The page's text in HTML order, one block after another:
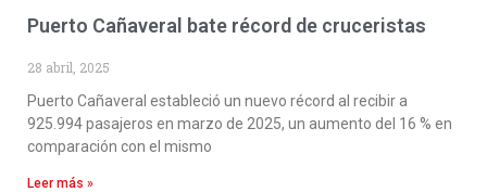
Puerto Cañaveral bate récord de cruceristas
28 abril, 2025
Puerto Cañaveral estableció un nuevo récord al recibir a
925.994 pasajeros en marzo de 2025, un aumento del 16 % en
comparación con el mismo
Leer más »